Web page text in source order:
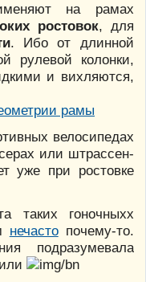
на рамах
ростовок, для
. Ибо от длинной
рулевой колонки,
и вихляются,
велосипедах
или штрассен-
уже при ростовке
таких гоночныхх
нечастопочему-то.
подразумевала